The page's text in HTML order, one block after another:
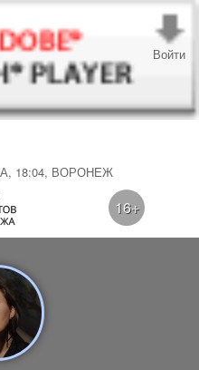
18:04, ВОРОНЕЖ
Войти
16+